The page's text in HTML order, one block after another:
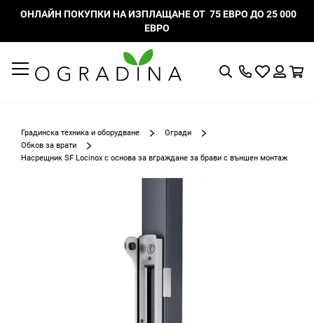
ОНЛАЙН ПОКУПКИ НА ИЗПЛАЩАНЕ ОТ 75 ЕВРО ДО 25 000
ЕВРО
ТърсенеМоят
Градинска техника и оборудване
Огради
Обков за врати
Насрещник SF Locinox с основа за вграждане за брави с външен монтаж